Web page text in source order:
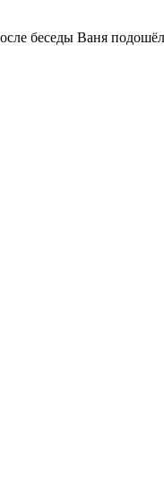
беседы Ваня подошёл